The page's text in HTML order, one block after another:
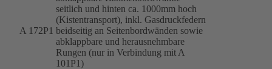
A 172P1
seitlich und hinten ca. 1000mm hoch
(Kistentransport), inkl. Gasdruckfedern
beidseitig an Seitenbordwänden sowie
abklappbare und herausnehmbare
Rungen (nur in Verbindung mit A
101P1)